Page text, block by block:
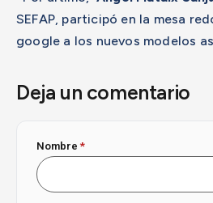
SEFAP, participó en la mesa
google a los nuevos modelos
Deja un comentario
Nombre*